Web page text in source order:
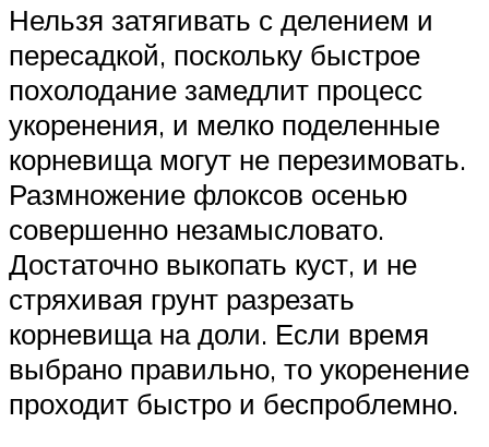
Нельзя затягивать с делением и
пересадкой, поскольку быстрое
похолодание замедлит процесс
укоренения, и мелко поделенные
корневища могут не перезимовать.
Размножение флоксов осенью
совершенно незамысловато.
Достаточно выкопать куст, и не
стряхивая грунт разрезать
корневища на доли. Если время
выбрано правильно, то укоренение
проходит быстро и беспроблемно.